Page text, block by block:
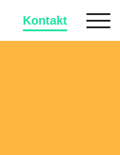
Kontakt